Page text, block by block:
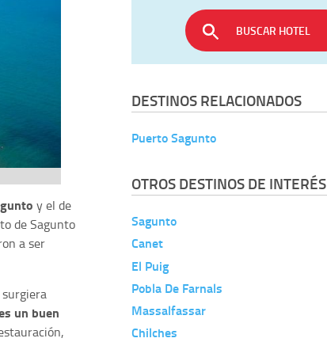
y el de
de Sagunto
a ser
un buen
BUSCAR HOTEL
DESTINOS RELACIONADOS
Puerto Sagunto
OTROS DESTINOS DE INTERÉS
Sagunto
Canet
El Puig
Pobla De Farnals
Massalfassar
Chilches